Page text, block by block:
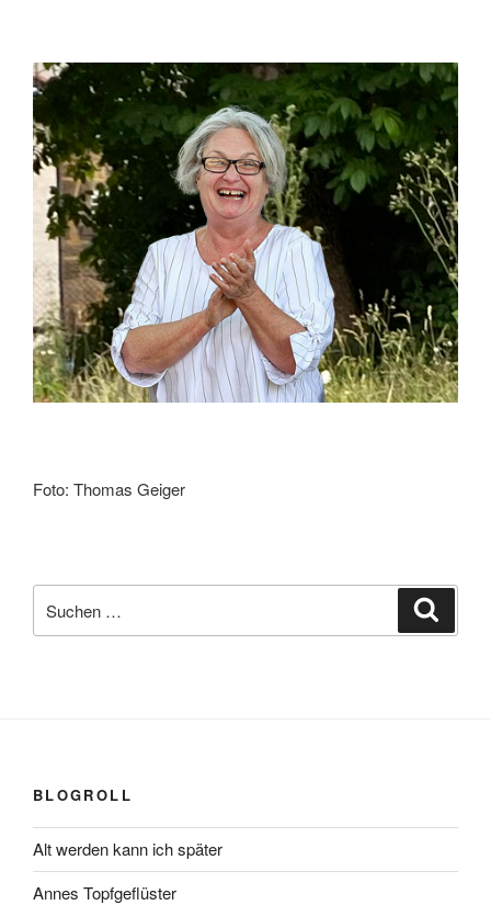
Foto: Thomas Geiger
nach:
BLOGROLL
Alt werden kann ich später
Annes Topfgeflüster